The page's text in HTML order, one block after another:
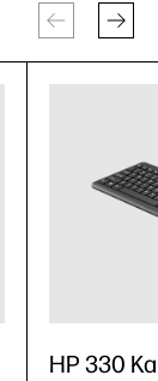
HP 330